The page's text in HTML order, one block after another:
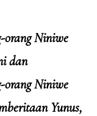
orang Niniwe
dan
orang Niniwe
Yunus,